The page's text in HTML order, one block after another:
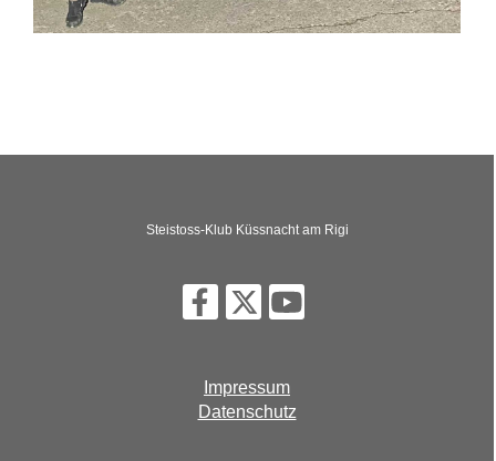
Steistoss-Klub Küssnacht am Rigi
Impressum
Datenschutz